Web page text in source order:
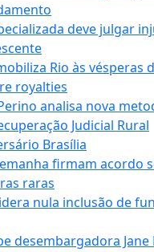
deve julgar
Rio às vésperas
royalties
analisa nova
Judicial Rural
Brasília
firmam acordo
raras
nula inclusão de
desembargadora